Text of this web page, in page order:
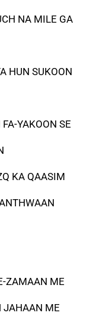
NA MILE GA
HUN SUKOON
YAKOON SE
KA QAASIM
ZAMAAN ME
JAHAAN ME